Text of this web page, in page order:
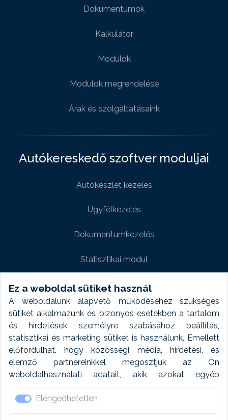
Ez a weboldal sütiket használ
A weboldalunk alapvető működéséhez szükséges
sütiket alkalmazunk és bizonyos esetekben a tartalom
és hirdetések személyre szabásához beállítás,
statisztikai és marketing sütiket is használunk. Emellett
előfordulhat, hogy közösségi média, hirdetési, és
elemző partnereinkkel megosztjuk az Ön
weboldalhasználati adatait, akik azokat egyéb
forrásokból gyűjtött adatokkal kombinálhatják. A sütik
elfogadásával kapcsolatosan naplózást végzünk és
ezen adatokat 6 hónap után automatikusan töröljük. A
Elengedhetetlen
Dokumentumok
Kalkulátor
Modulok
Modulok megrendelése
Árak és szolgáltatásaink
Autókereskedő szoftver moduljai
Autókészlet kezelés
Ügyfélkezelés
Dokumentumkezelés
Statisztikai modul
Weboldal modul
Fényképtár extra modul
Autómosó modul
Feladatütemezés